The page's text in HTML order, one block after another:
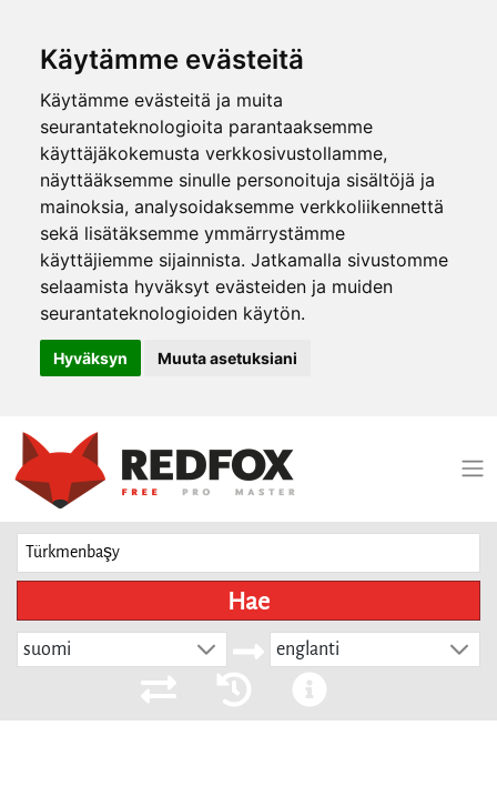
Käytämme evästeitä
Käytämme evästeitä ja muita
seurantateknologioita parantaaksemme
käyttäjäkokemusta verkkosivustollamme,
näyttääksemme sinulle personoituja sisältöjä ja
mainoksia, analysoidaksemme verkkoliikennettä
sekä lisätäksemme ymmärrystämme
käyttäjiemme sijainnista. Jatkamalla sivustomme
selaamista hyväksyt evästeiden ja muiden
seurantateknologioiden käytön.
Hyväksyn Muuta asetuksiani
Hae
suomi englanti